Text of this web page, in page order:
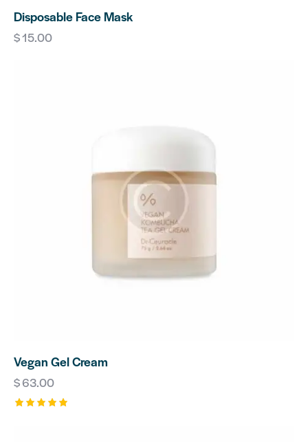
Disposable Face Mask
$15.00
Vegan Gel Cream
$63.00